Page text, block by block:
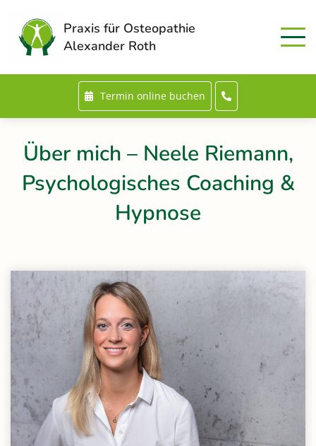
Praxis für Osteopathie
Alexander Roth
Termin online buchen
Über mich – Neele Riemann,
Psychologisches Coaching &
Hypnose